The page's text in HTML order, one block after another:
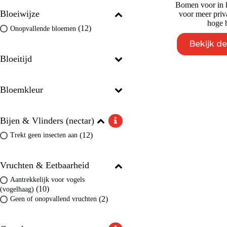
Bomen voor in
voor meer
hoge
Bekijk
Bloeiwijze
Onopvallende bloemen (12)
Bloeitijd
Bloemkleur
Bijen & Vlinders (nectar)
Trekt geen insecten aan (12)
Vruchten & Eetbaarheid
Aantrekkelijk voor vogels
(vogelhaag) (10)
Geen of onopvallend vruchten (2)